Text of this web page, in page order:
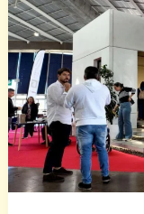
modernizację
sklepów